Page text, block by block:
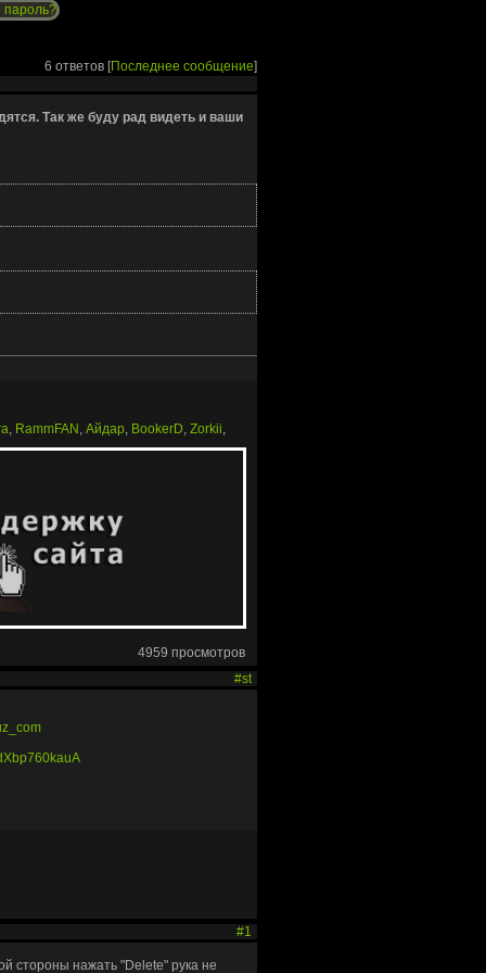
6 ответов [Последнее сообщение]
Так же буду рад видеть и ваши
, RammFAN , Айдар, BookerD, Zorkii,
4959 просмотров
#st
#1
стороны нажать "Delete" рука не